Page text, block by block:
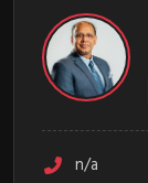
n/a